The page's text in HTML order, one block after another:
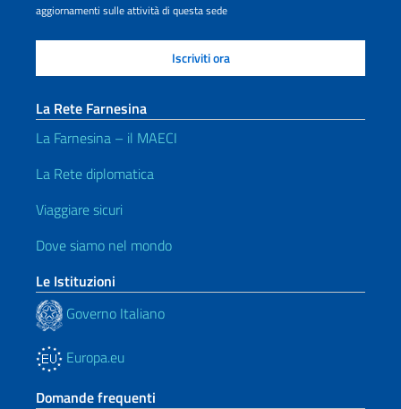
aggiornamenti sulle attività di questa sede
La Rete Farnesina
La Farnesina – il MAECI
La Rete diplomatica
Viaggiare sicuri
Dove siamo nel mondo
Le Istituzioni
Governo Italiano
Europa.eu
Domande frequenti